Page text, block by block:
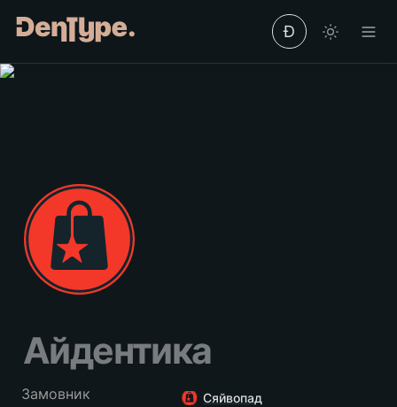
Ð
Айдентика
Замовник Сяйвопад